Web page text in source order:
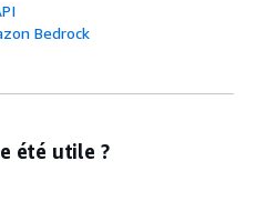
Bedrock
été utile ?